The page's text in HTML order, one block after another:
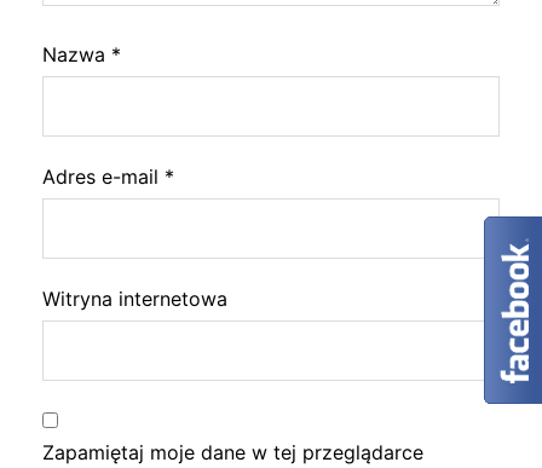
Nazwa *
Adres e-mail *
Witryna internetowa
Zapamiętaj moje dane w tej przeglądarce